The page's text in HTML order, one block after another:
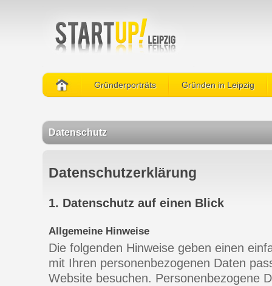
Gründerporträts Gründen in Leipzig
Datenschutz
Datenschutzerklärung
1. Datenschutz auf einen Blick
Allgemeine Hinweise
Die folgenden Hinweise geben einen
mit Ihren personenbezogenen Daten
Website besuchen. Personenbezogene